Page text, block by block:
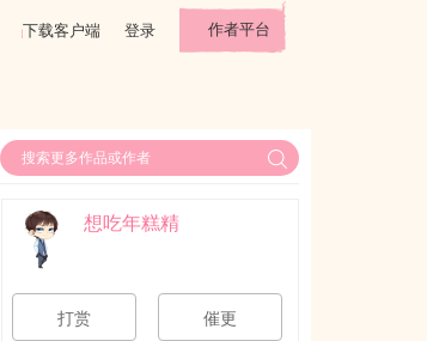
下载客户端 登录 作者平台
想吃年糕精
打赏 催更